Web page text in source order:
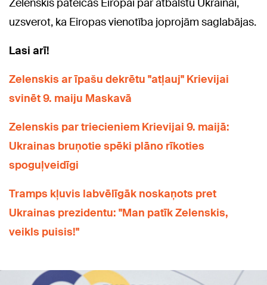
uzsverot, ka Eiropas vienotība joprojām saglabājas.
Lasi arī!
Zelenskis ar īpašu dekrētu "atļauj" Krievijai
svinēt 9. maiju Maskavā
Zelenskis par triecieniem Krievijai 9. maijā:
Ukrainas bruņotie spēki plāno rīkoties
spoguļveidīgi
Tramps kļuvis labvēlīgāk noskaņots pret
Ukrainas prezidentu: "Man patīk Zelenskis,
veikls puisis!"